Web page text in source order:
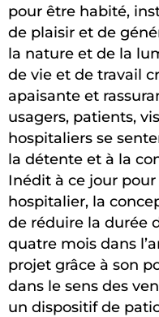
pour être habité,
de plaisir et de
la nature et de la
de vie et de travail
apaisante et
usagers, patients,
hospitaliers se
la détente et à la
Inédit à ce jour
hospitalier, la
de réduire la durée
quatre mois dans
projet grâce à son
dans le sens des
un dispositif de